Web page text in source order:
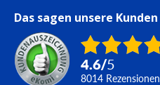
Das sagen unsere Kunden
4.6/5
8014 Rezensionen